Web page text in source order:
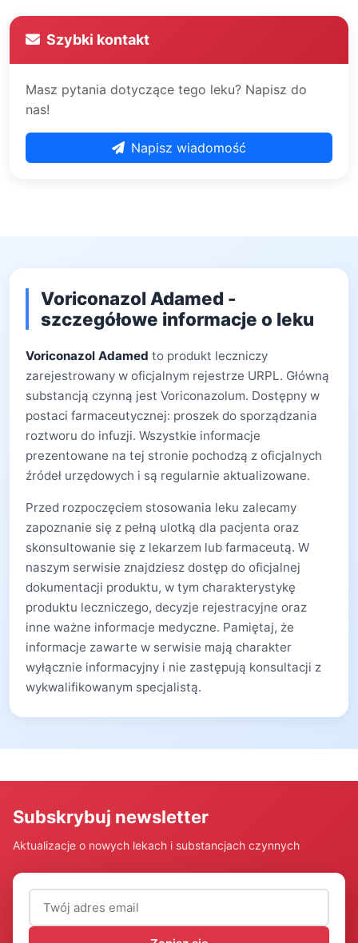
Szybki kontakt
Masz pytania dotyczące tego leku? Napisz do
nas!
Napisz wiadomość
Voriconazol Adamed -
szczegółowe informacje o leku
Voriconazol Adamed to produkt leczniczy
zarejestrowany w oficjalnym rejestrze URPL. Główną
substancją czynną jest Voriconazolum. Dostępny w
postaci farmaceutycznej: proszek do sporządzania
roztworu do infuzji. Wszystkie informacje
prezentowane na tej stronie pochodzą z oficjalnych
źródeł urzędowych i są regularnie aktualizowane.
Przed rozpoczęciem stosowania leku zalecamy
zapoznanie się z pełną ulotką dla pacjenta oraz
skonsultowanie się z lekarzem lub farmaceutą. W
naszym serwisie znajdziesz dostęp do oficjalnej
dokumentacji produktu, w tym charakterystykę
produktu leczniczego, decyzje rejestracyjne oraz
inne ważne informacje medyczne. Pamiętaj, że
informacje zawarte w serwisie mają charakter
wyłącznie informacyjny i nie zastępują konsultacji z
wykwalifikowanym specjalistą.
Subskrybuj newsletter
Aktualizacje o nowych lekach i substancjach czynnych
Adres email (wymagany)